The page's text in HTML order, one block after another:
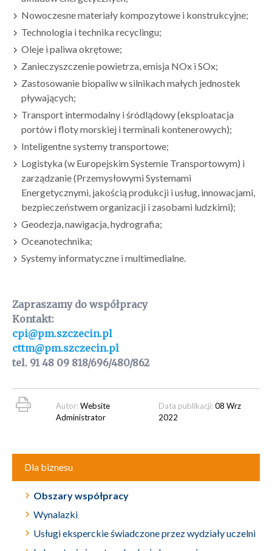
Dla biznesu
Obszary współpracy
Wynalazki
Usługi eksperckie świadczone przez wydziały uczelni
Nowoczesne materiały kompozytowe i konstrukcyjne;
Technologia i technika recyclingu;
Oleje i paliwa okrętowe;
Zanieczyszczenie powietrza, emisja NOx i SOx;
Zastosowanie biopaliw w silnikach małych jednostek
pływających;
Transport intermodalny i śródlądowy (eksploatacja
portów i floty morskiej i terminali kontenerowych);
Inteligentne systemy transportowe;
Logistyka (w Europejskim Systemie Transportowym) i
zarządzanie (Przemysłowymi Systemami
Energetycznymi, jakością produkcji i usług, innowacjami,
bezpieczeństwem organizacji i zasobami ludzkimi);
Geodezja, nawigacja, hydrografia;
Oceanotechnika;
Systemy informatyczne i multimedialne.
Zapraszamy do współpracy
Kontakt:
cpi@pm.szczecin.pl
cttm@pm.szczecin.pl
tel. 91 48 09 818/696/480/862
Autor:Website
Administrator
Data publikacji:08 Wrz
2022